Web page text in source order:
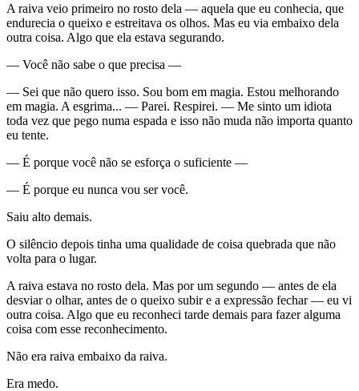
A raiva veio primeiro no rosto dela — aquela que eu conhecia, que
endurecia o queixo e estreitava os olhos. Mas eu via embaixo dela
outra coisa. Algo que ela estava segurando.
— Você não sabe o que precisa —
— Sei que não quero isso. Sou bom em magia. Estou melhorando
em magia. A esgrima... — Parei. Respirei. — Me sinto um idiota
toda vez que pego numa espada e isso não muda não importa quanto
eu tente.
— É porque você não se esforça o suficiente —
— É porque eu nunca vou ser você.
Saiu alto demais.
O silêncio depois tinha uma qualidade de coisa quebrada que não
volta para o lugar.
A raiva estava no rosto dela. Mas por um segundo — antes de ela
desviar o olhar, antes de o queixo subir e a expressão fechar — eu vi
outra coisa. Algo que eu reconheci tarde demais para fazer alguma
coisa com esse reconhecimento.
Não era raiva embaixo da raiva.
Era medo.